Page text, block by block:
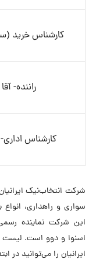
کارشناس خرید
راننده- آقا
کارشناس
شرکت انتخاب‌نیک
سواری و راهداری،
این شرکت نماینده
اسنوا و دوو است.
ایرانیان را می‌توانید در